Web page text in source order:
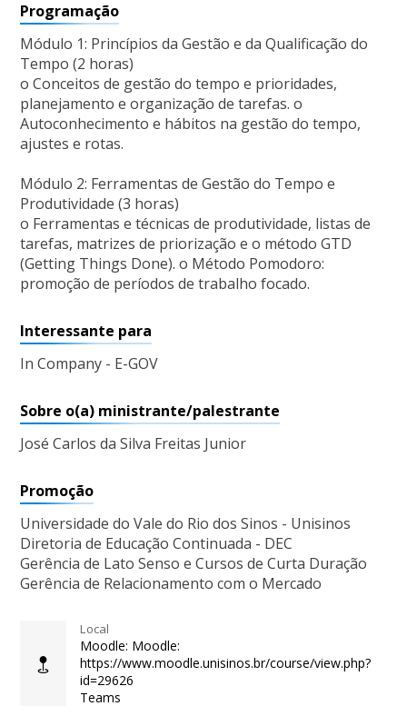
Programação
Módulo 1: Princípios da Gestão e da Qualificação do
Tempo (2 horas)
o Conceitos de gestão do tempo e prioridades,
planejamento e organização de tarefas. o
Autoconhecimento e hábitos na gestão do tempo,
ajustes e rotas.
Módulo 2: Ferramentas de Gestão do Tempo e
Produtividade (3 horas)
o Ferramentas e técnicas de produtividade, listas de
tarefas, matrizes de priorização e o método GTD
(Getting Things Done). o Método Pomodoro:
promoção de períodos de trabalho focado.
Interessante para
In Company - E-GOV
Sobre o(a) ministrante/palestrante
José Carlos da Silva Freitas Junior
Promoção
Universidade do Vale do Rio dos Sinos - Unisinos
Diretoria de Educação Continuada - DEC
Gerência de Lato Senso e Cursos de Curta Duração
Gerência de Relacionamento com o Mercado
Local
Moodle: Moodle:
https://www.moodle.unisinos.br/course/view.php?
id=29626
Teams